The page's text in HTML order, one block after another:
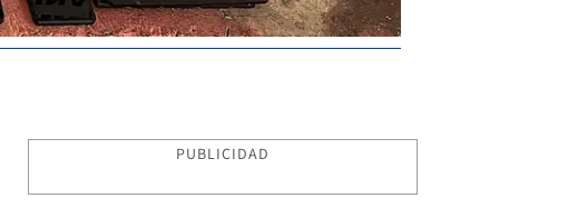
PUBLICIDAD